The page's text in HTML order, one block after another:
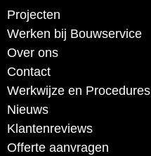
Projecten
Werken bij Bouwservice
Over ons
Contact
Werkwijze en Procedures
Nieuws
Klantenreviews
Offerte aanvragen